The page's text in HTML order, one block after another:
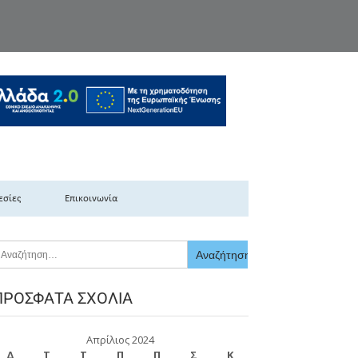
Ελλάδας
Επικοινωνία
ΣΧΌΛΙΑ
Απρίλιος 2024
Δ
Τ Τ Π Π Σ Κ